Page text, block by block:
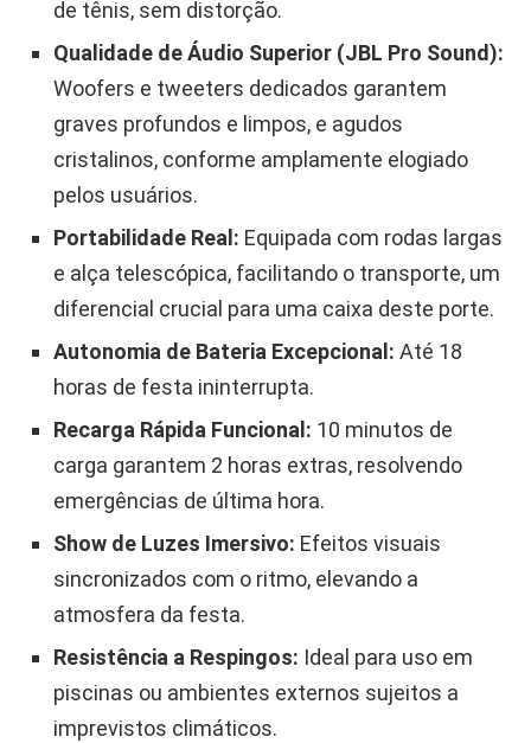
de tênis, sem distorção.
Qualidade de Áudio Superior (JBL Pro Sound):
Woofers e tweeters dedicados garantem
graves profundos e limpos, e agudos
cristalinos, conforme amplamente elogiado
pelos usuários.
Portabilidade Real: Equipada com rodas largas
e alça telescópica, facilitando o transporte, um
diferencial crucial para uma caixa deste porte.
Autonomia de Bateria Excepcional: Até 18
horas de festa ininterrupta.
Recarga Rápida Funcional: 10 minutos de
carga garantem 2 horas extras, resolvendo
emergências de última hora.
Show de Luzes Imersivo: Efeitos visuais
sincronizados com o ritmo, elevando a
atmosfera da festa.
Resistência a Respingos: Ideal para uso em
piscinas ou ambientes externos sujeitos a
imprevistos climáticos.